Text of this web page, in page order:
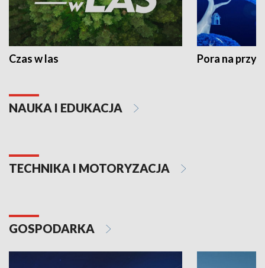
Czas w las Pora na
NAUKA I EDUKACJA
TECHNIKA I MOTORYZACJA
GOSPODARKA